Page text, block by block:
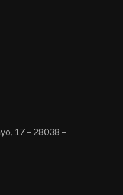
17 – 28038 –